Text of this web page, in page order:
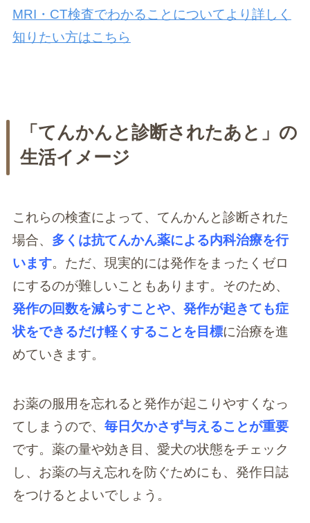
MRI・CT検査でわかることについてより詳しく
知りたい方はこちら
「てんかんと診断されたあと」の
生活イメージ
これらの検査によって、てんかんと診断された
場合、 多くは抗てんかん薬による内科治療を行
います。ただ、現実的には発作をまったくゼロ
にするのが難しいこともあります。そのため、
発作の回数を減らすことや、発作が起きても症
状をできるだけ軽くすることを目標に治療を進
めていきます。
お薬の服用を忘れると発作が起こりやすくなっ
てしまうので、 毎日欠かさず与えることが重要
です。薬の量や効き目、愛犬の状態をチェック
し、お薬の与え忘れを防ぐためにも、発作日誌
をつけるとよいでしょう。